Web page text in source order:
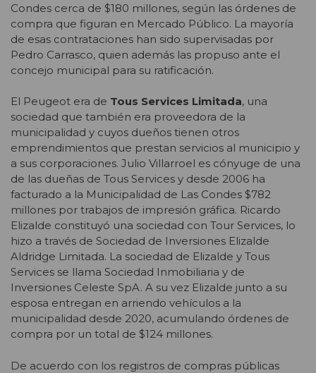
Condes cerca de $180 millones, según las órdenes de
compra que figuran en Mercado Público. La mayoría
de esas contrataciones han sido supervisadas por
Pedro Carrasco, quien además las propuso ante el
concejo municipal para su ratificación.
El Peugeot era de Tous Services Limitada, una
sociedad que también era proveedora de la
municipalidad y cuyos dueños tienen otros
emprendimientos que prestan servicios al municipio y
a sus corporaciones. Julio Villarroel es cónyuge de una
de las dueñas de Tous Services y desde 2006 ha
facturado a la Municipalidad de Las Condes $782
millones por trabajos de impresión gráfica. Ricardo
Elizalde constituyó una sociedad con Tour Services, lo
hizo a través de Sociedad de Inversiones Elizalde
Aldridge Limitada. La sociedad de Elizalde y Tous
Services se llama Sociedad Inmobiliaria y de
Inversiones Celeste SpA. A su vez Elizalde junto a su
esposa entregan en arriendo vehículos a la
municipalidad desde 2020, acumulando órdenes de
compra por un total de $124 millones.
De acuerdo con los registros de compras públicas